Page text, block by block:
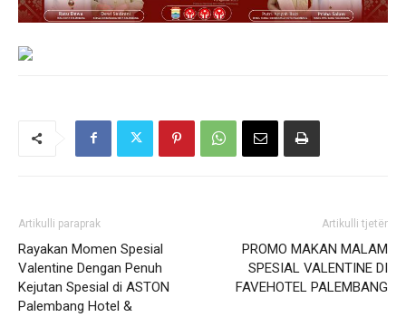
Artikulli paraprak
Rayakan Momen Spesial
Valentine Dengan Penuh
Kejutan Spesial di ASTON
Palembang Hotel &
Artikulli tjetër
PROMO MAKAN MALAM
SPESIAL VALENTINE DI
FAVEHOTEL PALEMBANG